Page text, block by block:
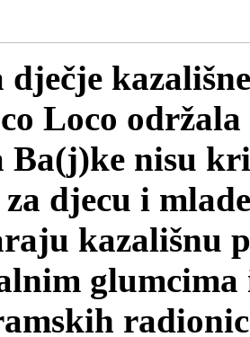
Loco održala
Ba(j)ke nisu
djecu i
kazališnu